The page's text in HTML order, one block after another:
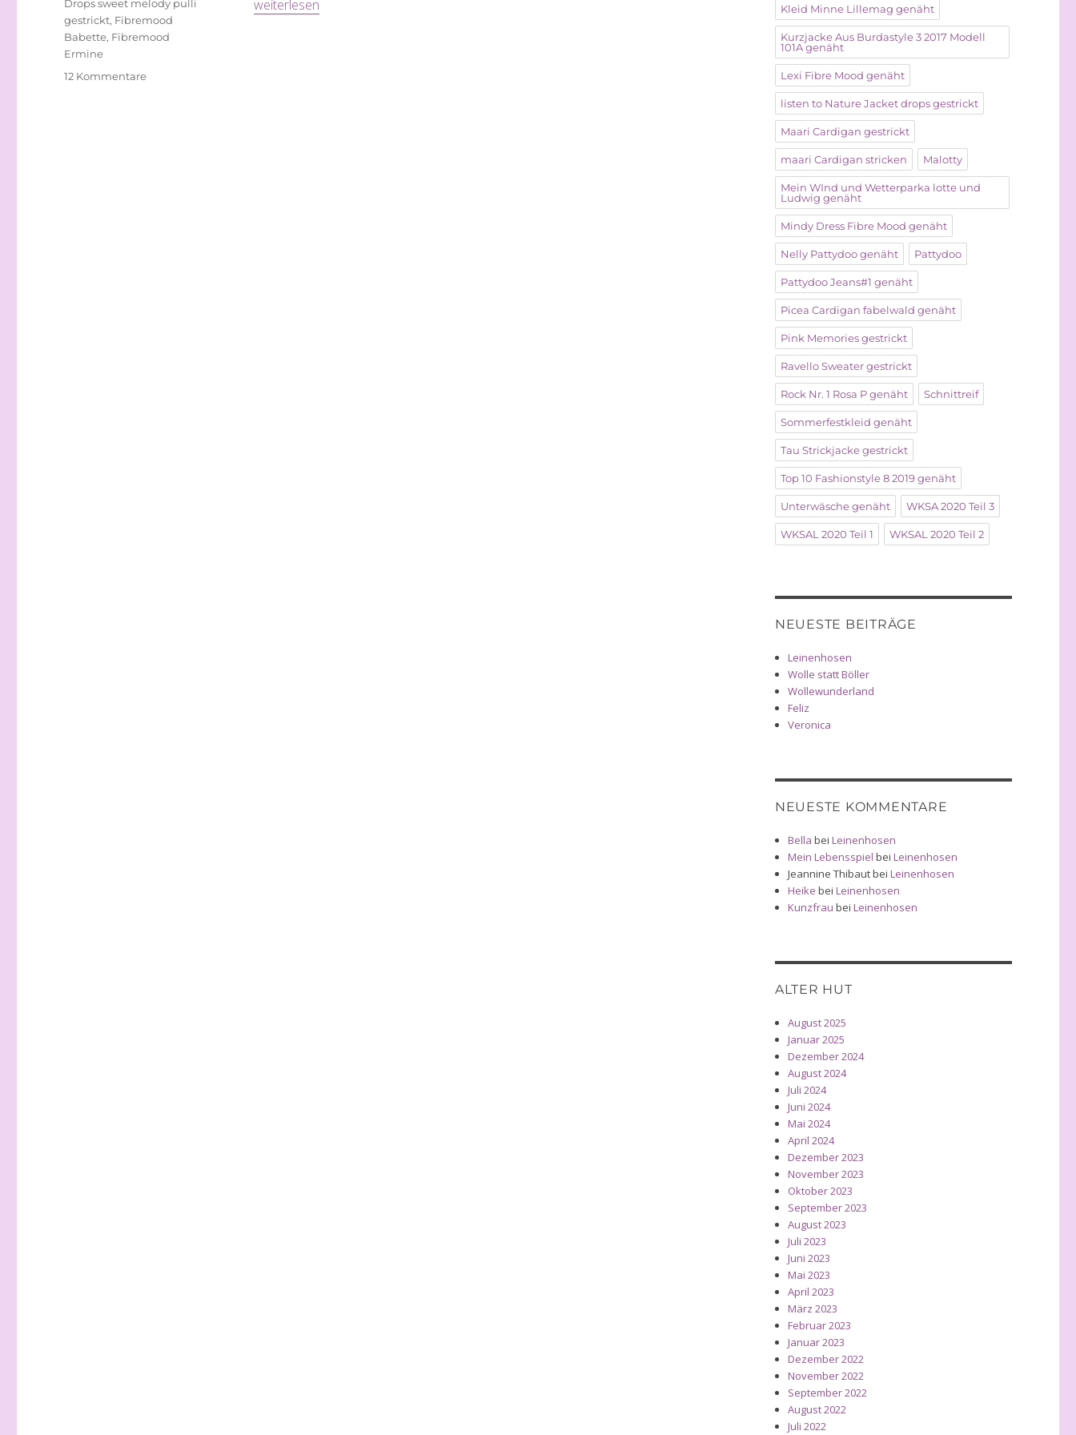
„Rosa Elefanten“
weiterlesen
Schlagwörter
Drops sweet melody pulli
gestrickt, Fibremood
Babette, Fibremood
Ermine
12 Kommentarezu
Kleid Minne Lillemag genäht
Kurzjacke Aus Burdastyle 3 2017 Modell
101A genäht
Lexi Fibre Mood genäht
listen to Nature Jacket drops gestrickt
Maari Cardigan gestrickt
maari Cardigan stricken Malotty
Mein WInd und Wetterparka lotte und
Ludwig genäht
Mindy Dress Fibre Mood genäht
Nelly Pattydoo genäht Pattydoo
Pattydoo Jeans#1 genäht
Picea Cardigan fabelwald genäht
Pink Memories gestrickt
Ravello Sweater gestrickt
Rock Nr. 1 Rosa P genäht Schnittreif
Sommerfestkleid genäht
Tau Strickjacke gestrickt
Top 10 Fashionstyle 8 2019 genäht
Unterwäsche genäht WKSA 2020 Teil 3
WKSAL 2020 Teil 1 WKSAL 2020 Teil 2
NEUESTE BEITRÄGE
Leinenhosen
Wolle statt Böller
Wollewunderland
Feliz
Veronica
NEUESTE KOMMENTARE
Bella beiLeinenhosen
Mein Lebensspiel beiLeinenhosen
Jeannine ThibautbeiLeinenhosen
Heike beiLeinenhosen
Kunzfrau beiLeinenhosen
ALTER HUT
August 2025
Januar 2025
Dezember 2024
August 2024
Juli 2024
Juni 2024
Mai 2024
April 2024
Dezember 2023
November 2023
Oktober 2023
September 2023
August 2023
Juli 2023
Juni 2023
Mai 2023
April 2023
März 2023
Februar 2023
Januar 2023
Dezember 2022
November 2022
September 2022
August 2022
Juli 2022